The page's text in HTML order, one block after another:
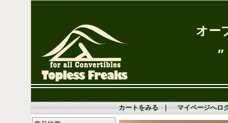
オー
” Go
カートをみる マイページへロ